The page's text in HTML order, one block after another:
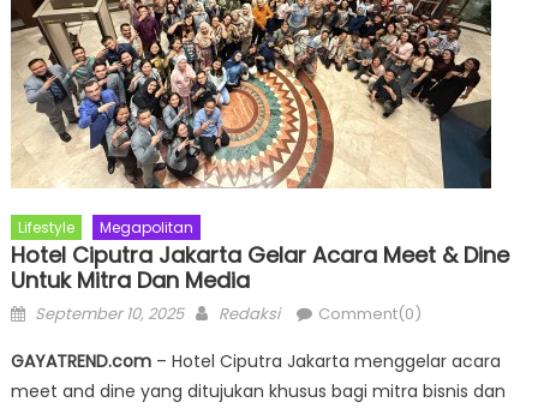
Lifestyle Megapolitan
Hotel Ciputra Jakarta Gelar Acara Meet & Dine
Untuk Mitra Dan Media
Posted
September 10, 2025 Author
Redaksi Comment(0)
GAYATREND.com– Hotel Ciputra Jakarta menggelar acara
meet and dine yang ditujukan khusus bagi mitra bisnis dan